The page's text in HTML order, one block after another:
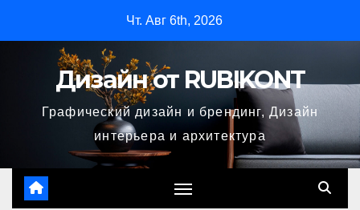
содержимому
Чт. Авг 6th, 2026
Дизайн от RUBIKONT
Графический дизайн и брендинг, Дизайн
интерьера и архитектура